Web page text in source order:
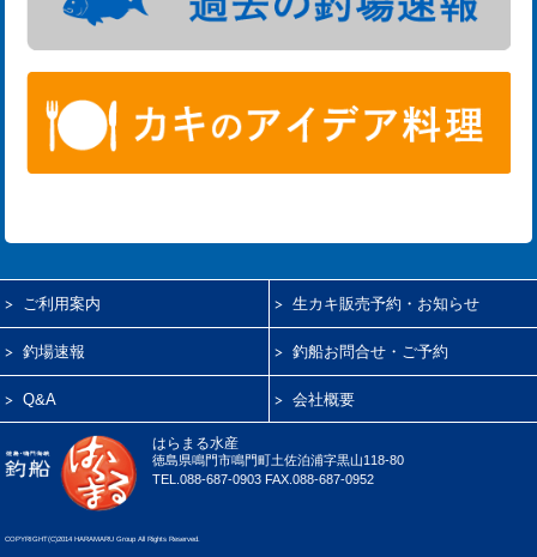
ご利用案内 生カキ販売予約・お知らせ
釣場速報 釣船お問合せ・ご予約
Q&A 会社概要
はらまる水産
徳島県鳴門市鳴門町土佐泊浦字黒山118-80
TEL.088-687-0903 FAX.088-687-0952
COPYRIGHT(C)2014 HARAMARU Group All Rights Reserved.